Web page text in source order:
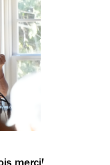
merci!